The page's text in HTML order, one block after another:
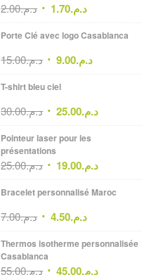
د.م.2.00 د.م.1.70
Porte Clé avec logo Casablanca
د.م.15.00 د.م.9.00
T-shirt bleu ciel
د.م.30.00 د.م.25.00
Pointeur laser pour les
présentations
د.م.25.00 د.م.19.00
Bracelet personnalisé Maroc
د.م.7.00 د.م.4.50
Thermos isotherme personnalisée
Casablanca
د.م.55.00 د.م.45.00